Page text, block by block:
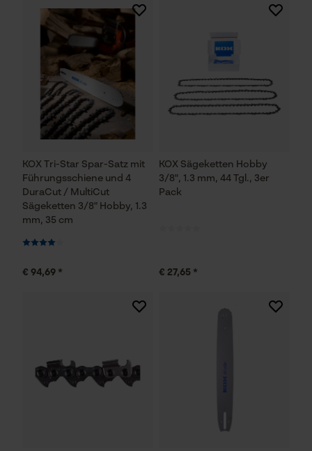
KOX Tri-Star Spar-Satz mit
Führungsschiene und 4
DuraCut / MultiCut
Sägeketten 3/8" Hobby, 1.3
mm, 35 cm
€ 94,69 *
KOX Sägeketten Hobby
3/8", 1.3 mm, 44 Tgl., 3er
Pack
€ 27,65 *